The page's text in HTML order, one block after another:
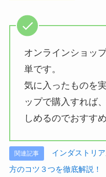
オンラインショッ
単です。
気に入ったものを
ップで購入すれば
しめるのでおすすめ
関連記事
インダストリ
方のコツ３つを徹底解説！